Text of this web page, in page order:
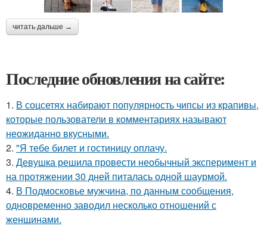
читать дальше →
Последние обновления на сайте:
1. В соцсетях набирают популярность чипсы из крапивы,
которые пользователи в комментариях называют
неожиданно вкусными.
2. "Я тебе билет и гостиницу оплачу.
3. Девушка решила провести необычный эксперимент и
на протяжении 30 дней питалась одной шаурмой.
4. В Подмосковье мужчина, по данным сообщения,
одновременно заводил несколько отношений с
женщинами.